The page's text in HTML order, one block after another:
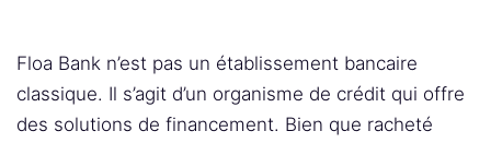
Floa Bank n’est pas un établissement bancaire
classique. Il s’agit d’un organisme de crédit qui offre
des solutions de financement. Bien que racheté